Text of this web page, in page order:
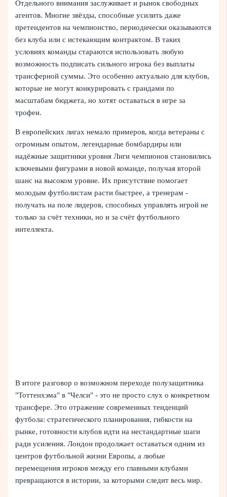
Отдельного внимания заслуживает и рынок свободных
агентов. Многие звёзды, способные усилить даже
претендентов на чемпионство, периодически оказываются
без клуба или с истекающим контрактом. В таких
условиях команды стараются использовать любую
возможность подписать сильного игрока без выплаты
трансферной суммы. Это особенно актуально для клубов,
которые не могут конкурировать с грандами по
масштабам бюджета, но хотят оставаться в игре за
трофеи.
В европейских лигах немало примеров, когда ветераны с
огромным опытом, легендарные бомбардиры или
надёжные защитники уровня Лиги чемпионов становились
ключевыми фигурами в новой команде, получая второй
шанс на высоком уровне. Их присутствие помогает
молодым футболистам расти быстрее, а тренерам -
получать на поле лидеров, способных управлять игрой не
только за счёт техники, но и за счёт футбольного
интеллекта.
В итоге разговор о возможном переходе полузащитника
"Тоттенхэма" в "Челси" - это не просто слух о конкретном
трансфере. Это отражение современных тенденций
футбола: стратегического планирования, гибкости на
рынке, готовности клубов идти на нестандартные шаги
ради усиления. Лондон продолжает оставаться одним из
центров футбольной жизни Европы, а любые
перемещения игроков между его главными клубами
превращаются в истории, за которыми следит весь мир.